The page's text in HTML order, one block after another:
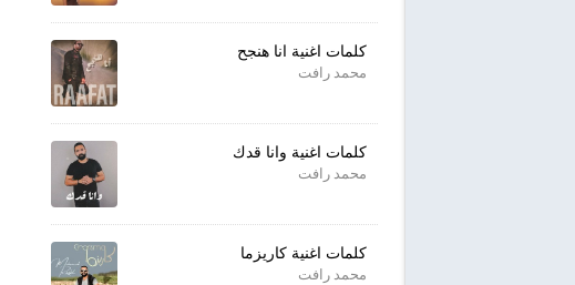
كلمات اغنية انا هنجح
محمد رافت
كلمات اغنية وانا قدك
محمد رافت
كلمات اغنية كاريزما
محمد رافت